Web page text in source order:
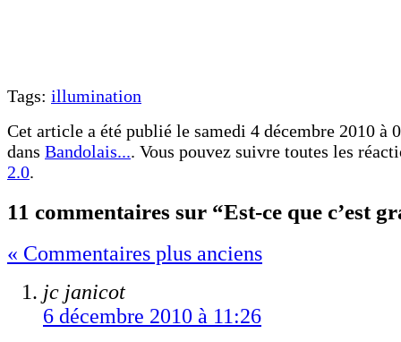
Tags: illumination
Cet article a été publié le samedi 4 décembre 2010 à
dans Bandolais.... Vous pouvez suivre toutes les
2.0.
11 commentaires sur “Est-ce que c’est
« Commentaires plus anciens
jc janicot
6 décembre 2010 à 11:26